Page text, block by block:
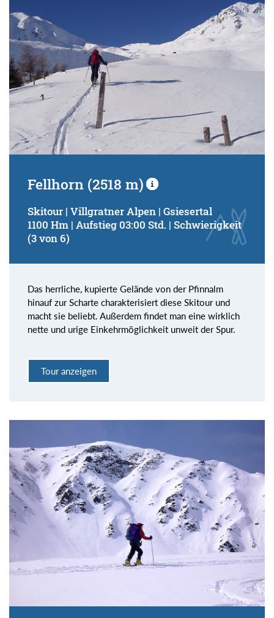
Fellhorn (2518 m)
Skitour | Villgratner Alpen | Gsiesertal
1100 Hm | Aufstieg 03:00 Std. | Schwierigkeit
(3 von 6)
Das herrliche, kupierte Gelände von der Pfinnalm
hinauf zur Scharte charakterisiert diese Skitour und
macht sie beliebt. Außerdem findet man eine wirklich
nette und urige Einkehrmöglichkeit unweit der Spur.
Tour anzeigen